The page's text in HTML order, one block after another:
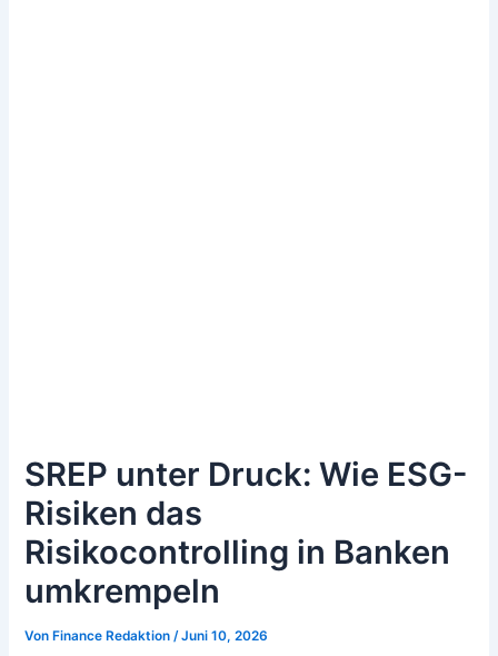
SREP unter Druck: Wie ESG-
Risiken das
Risikocontrolling in Banken
umkrempeln
VonFinance Redaktion/Juni 10, 2026